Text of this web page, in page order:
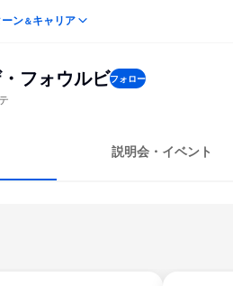
ーン＆キャリア
フォウルビフォロー
説明会・イベント